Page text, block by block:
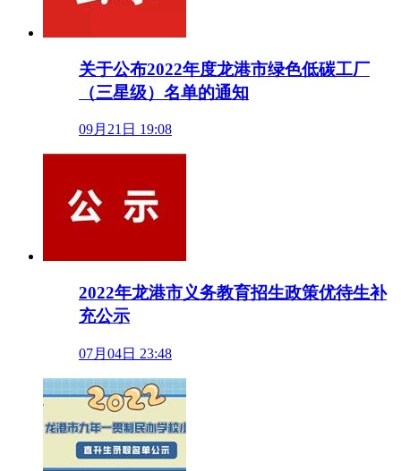
关于公布2022年度龙港市绿色低碳工厂
（三星级）名单的通知
09月21日 19:08
2022年龙港市义务教育招生政策优待生补
充公示
07月04日 23:48